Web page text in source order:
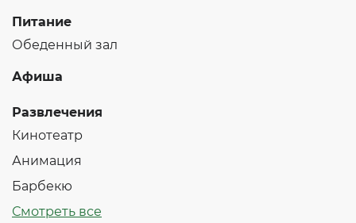
Питание
Обеденный зал
Афиша
Развлечения
Кинотеатр
Анимация
Барбекю
Смотреть все